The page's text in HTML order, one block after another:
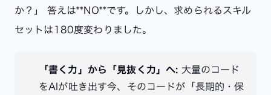
か？」 答えは**NO**です。しかし、求められるスキル
セットは180度変わりました。
「書く力」から「見抜く力」へ: 大量のコード
をAIが吐き出す今、そのコードが「長期的・保